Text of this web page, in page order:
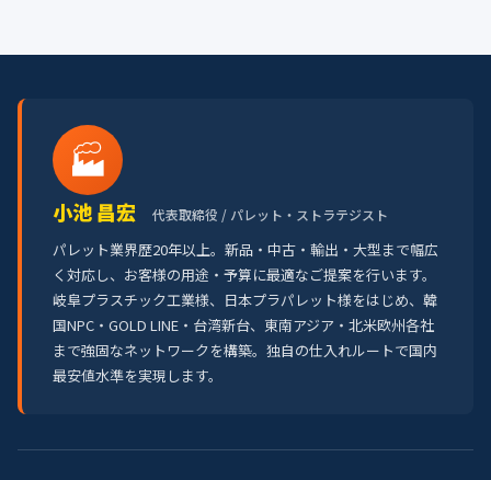
🏭
小池 昌宏 代表取締役 / パレット・ストラテジスト
パレット業界歴20年以上。新品・中古・輸出・大型まで幅広
く対応し、お客様の用途・予算に最適なご提案を行います。
岐阜プラスチック工業様、日本プラパレット様をはじめ、韓
国NPC・GOLD LINE・台湾新台、東南アジア・北米欧州各社
まで強固なネットワークを構築。独自の仕入れルートで国内
最安値水準を実現します。